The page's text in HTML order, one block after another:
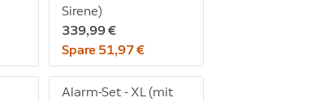
Sirene)
339,99 €
Spare 51,97 €
Alarm-Set - XL (mit